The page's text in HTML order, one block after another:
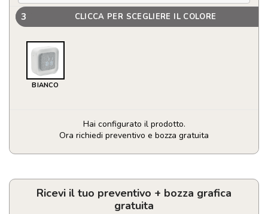
3 CLICCA PER SCEGLIERE IL COLORE
BIANCO
Hai configurato il prodotto.
Ora richiedi preventivo e bozza gratuita
Sveglia
LED
personalizzabile
Ricevi il tuo preventivo + bozza grafica
gratuita